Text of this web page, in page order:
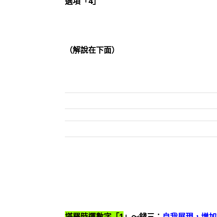
（解說在下面）